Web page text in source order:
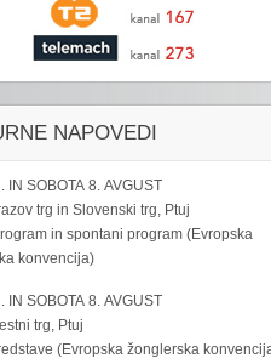
NAPOVEDI
IN SOBOTA 8. AVGUST
trg in Slovenski trg, Ptuj
in spontani program (Evropska
konvencija)
IN SOBOTA 8. AVGUST
trg, Ptuj
(Evropska žonglerska